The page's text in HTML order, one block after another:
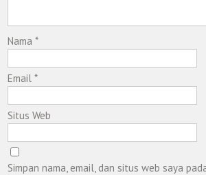
Nama*
Email*
Situs Web
Simpan nama, email, dan situs web saya